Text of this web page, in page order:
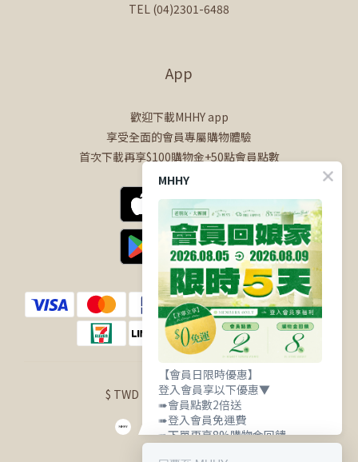
TEL (04)2301-6488
App
歡迎下載MHHY app
享受全面的會員專屬購物體驗
首次下載再享$100購物金+50點會員點數
$ TWD English
MHHY
【會員日限時優惠】
登入會員享以下優惠▼
➠會員點數2倍送
➠登入會員免運費
➠下單再享8%購物金回饋